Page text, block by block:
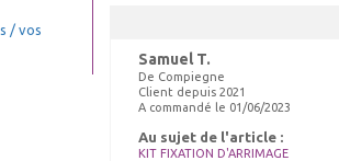
/ vos
Samuel T.
De Compiegne
Client depuis 2021
A commandé le 01/06/2023
Au sujet de l'article :
KIT FIXATION D'ARRIMAGE